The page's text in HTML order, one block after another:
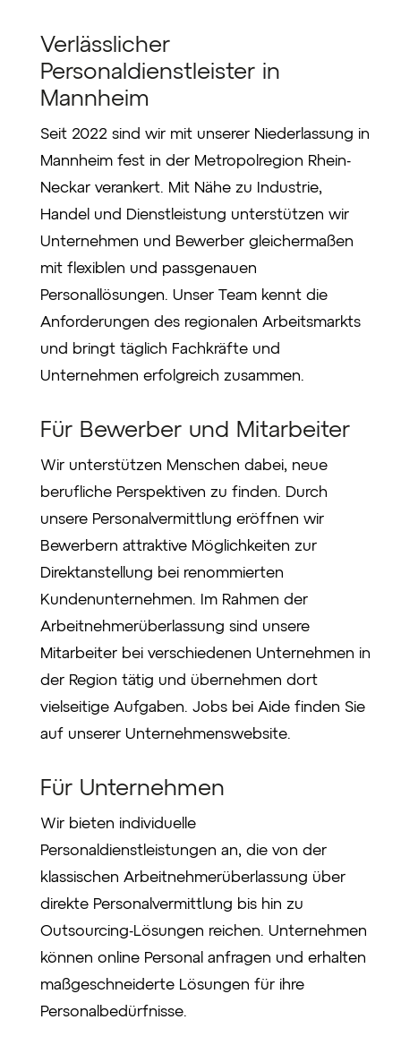
Verlässlicher
Personaldienstleister in
Mannheim
Seit 2022 sind wir mit unserer Niederlassung in
Mannheim fest in der Metropolregion Rhein-
Neckar verankert. Mit Nähe zu Industrie,
Handel und Dienstleistung unterstützen wir
Unternehmen und Bewerber gleichermaßen
mit flexiblen und passgenauen
Personallösungen. Unser Team kennt die
Anforderungen des regionalen Arbeitsmarkts
und bringt täglich Fachkräfte und
Unternehmen erfolgreich zusammen.
Für Bewerber und Mitarbeiter
Wir unterstützen Menschen dabei, neue
berufliche Perspektiven zu finden. Durch
unsere Personalvermittlung eröffnen wir
Bewerbern attraktive Möglichkeiten zur
Direktanstellung bei renommierten
Kundenunternehmen. Im Rahmen der
Arbeitnehmerüberlassung sind unsere
Mitarbeiter bei verschiedenen Unternehmen in
der Region tätig und übernehmen dort
vielseitige Aufgaben. Jobs bei Aide finden Sie
auf unserer Unternehmenswebsite.
Für Unternehmen
Wir bieten individuelle
Personaldienstleistungen an, die von der
klassischen Arbeitnehmerüberlassung über
direkte Personalvermittlung bis hin zu
Outsourcing-Lösungen reichen. Unternehmen
können online Personal anfragen und erhalten
maßgeschneiderte Lösungen für ihre
Personalbedürfnisse.